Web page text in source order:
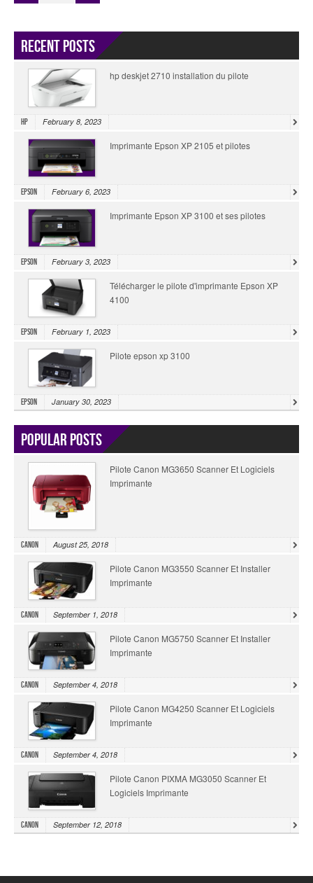
Recent Posts
hp deskjet 2710 installation du pilote
HP February 8, 2023
Imprimante Epson XP 2105 et pilotes
Epson February 6, 2023
Imprimante Epson XP 3100 et ses pilotes
Epson February 3, 2023
Télécharger le pilote d'imprimante Epson XP
4100
Epson February 1, 2023
Pilote epson xp 3100
Epson January 30, 2023
Popular Posts
Pilote Canon MG3650 Scanner Et Logiciels
Imprimante
Canon August 25, 2018
Pilote Canon MG3550 Scanner Et Installer
Imprimante
Canon September 1, 2018
Pilote Canon MG5750 Scanner Et Installer
Imprimante
Canon September 4, 2018
Pilote Canon MG4250 Scanner Et Logiciels
Imprimante
Canon September 4, 2018
Pilote Canon PIXMA MG3050 Scanner Et
Logiciels Imprimante
Canon September 12, 2018